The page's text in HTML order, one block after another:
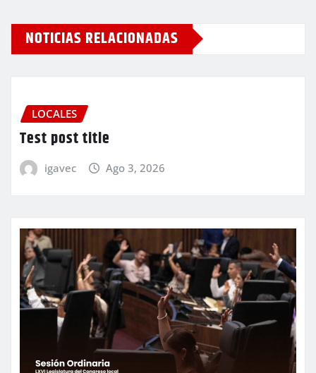
NOTICIAS RELACIONADAS
LOCALES
Test post title
igavec Ago 3, 2026